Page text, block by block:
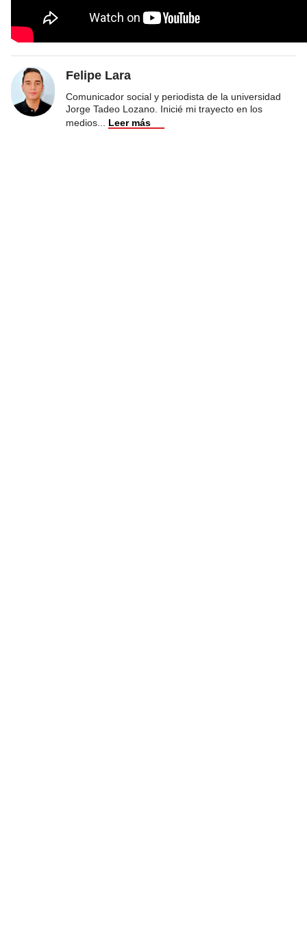
Felipe Lara
Comunicador social y periodista de la universidad
Jorge Tadeo Lozano. Inicié mi trayecto en los
medios
Leer más